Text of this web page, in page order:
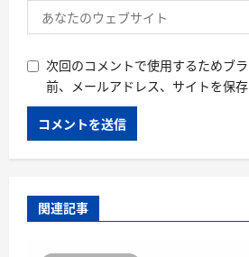
次回のコメントで使用するためブ
前、メールアドレス、サイトを保存
関連記事